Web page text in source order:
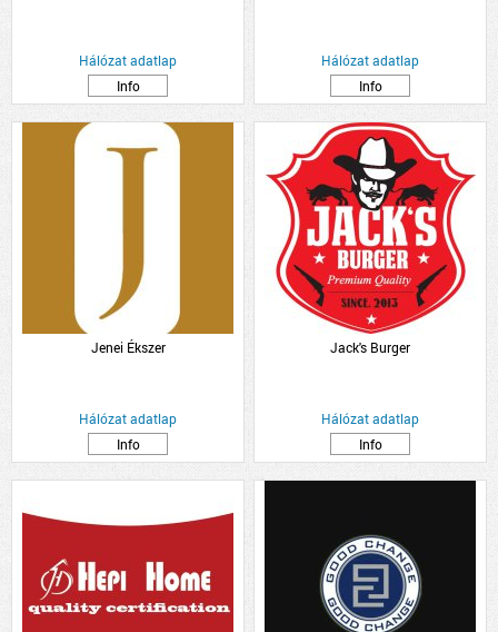
Hálózat adatlap
Info
Hálózat adatlap
Info
Jenei Ékszer
Hálózat adatlap
Info
Jack's Burger
Hálózat adatlap
Info